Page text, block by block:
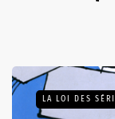
LA LOI DES